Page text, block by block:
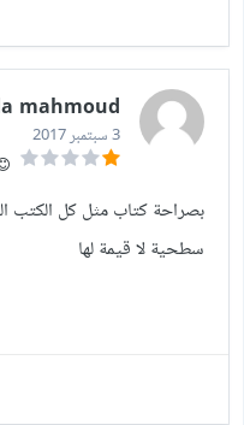
mahmoud
3 سبتمبر 2017
بصراحة كتاب مثل كل الكتب
سطحية لا قيمة لها